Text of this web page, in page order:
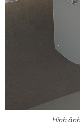
Hình